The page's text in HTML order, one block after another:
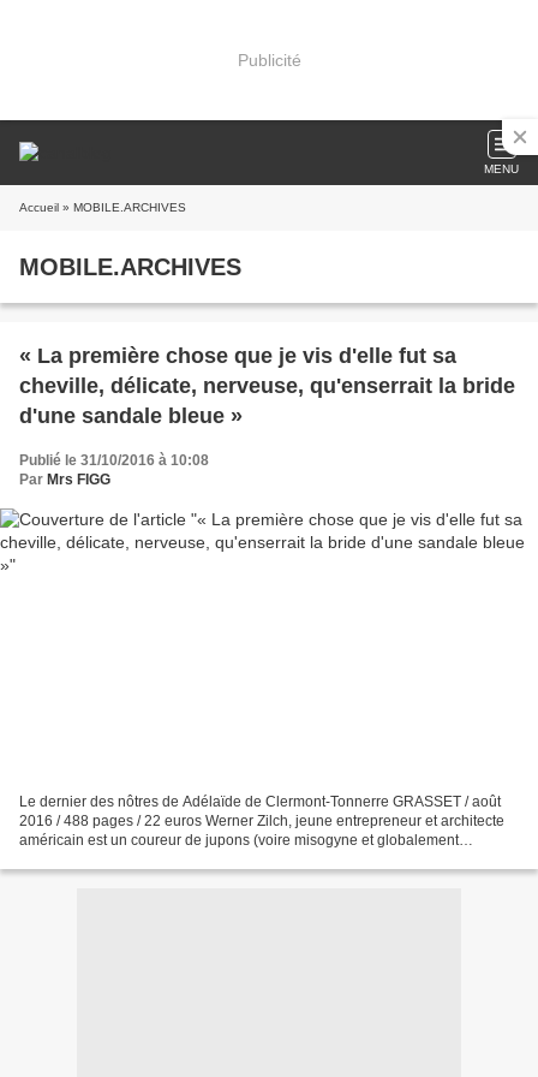
Publicité
MENU
Accueil » MOBILE.ARCHIVES
MOBILE.ARCHIVES
« La première chose que je vis d'elle fut sa
cheville, délicate, nerveuse, qu'enserrait la bride
d'une sandale bleue »
Publié le 31/10/2016 à 10:08
Par Mrs FIGG
Le dernier des nôtres de Adélaïde de Clermont-Tonnerre GRASSET / août
2016 / 488 pages / 22 euros Werner Zilch, jeune entrepreneur et architecte
américain est un coureur de jupons (voire misogyne et globalement